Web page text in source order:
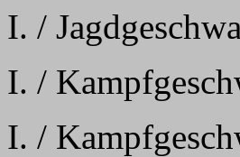
I. /
I. /
I. /